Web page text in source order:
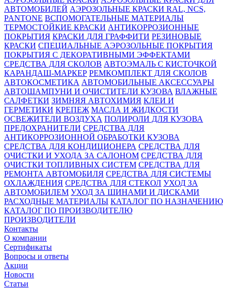
АВТОМОБИЛЕЙ АЭРОЗОЛЬНЫЕ КРАСКИ RAL, NCS,
PANTONE ВСПОМОГАТЕЛЬНЫЕ МАТЕРИАЛЫ
ТЕРМОСТОЙКИЕ КРАСКИ АНТИКОРРОЗИОННЫЕ
ПОКРЫТИЯ КРАСКИ ДЛЯ ГРАФФИТИ РЕЗИНОВЫЕ
КРАСКИ СПЕЦИАЛЬНЫЕ АЭРОЗОЛЬНЫЕ ПОКРЫТИЯ
ПОКРЫТИЯ С ДЕКОРАТИВНЫМИ ЭФФЕКТАМИ
СРЕДСТВА ДЛЯ СКОЛОВ АВТОЭМАЛЬ С КИСТОЧКОЙ
КАРАНДАШ-МАРКЕР РЕМКОМПЛЕКТ ДЛЯ СКОЛОВ
АВТОКОСМЕТИКА АВТОМОБИЛЬНЫЕ АКСЕССУАРЫ
АВТОШАМПУНИ И ОЧИСТИТЕЛИ КУЗОВА ВЛАЖНЫЕ
САЛФЕТКИ ЗИМНЯЯ АВТОХИМИЯ КЛЕИ И
ГЕРМЕТИКИ КРЕПЕЖ МАСЛА И ЖИДКОСТИ
ОСВЕЖИТЕЛИ ВОЗДУХА ПОЛИРОЛИ ДЛЯ КУЗОВА
ПРЕДОХРАНИТЕЛИ СРЕДСТВА ДЛЯ
АНТИКОРРОЗИОННОЙ ОБРАБОТКИ КУЗОВА
СРЕДСТВА ДЛЯ КОНДИЦИОНЕРА СРЕДСТВА ДЛЯ
ОЧИСТКИ И УХОДА ЗА САЛОНОМ СРЕДСТВА ДЛЯ
ОЧИСТКИ ТОПЛИВНЫХ СИСТЕМ СРЕДСТВА ДЛЯ
РЕМОНТА АВТОМОБИЛЯ СРЕДСТВА ДЛЯ СИСТЕМЫ
ОХЛАЖДЕНИЯ СРЕДСТВА ДЛЯ СТЕКОЛ УХОД ЗА
АВТОМОБИЛЕМ УХОД ЗА ШИНАМИ И ДИСКАМИ
РАСХОДНЫЕ МАТЕРИАЛЫ КАТАЛОГ ПО НАЗНАЧЕНИЮ
КАТАЛОГ ПО ПРОИЗВОДИТЕЛЮ
ПРОИЗВОДИТЕЛИ
Контакты
О компании
Сертификаты
Вопросы и ответы
Акции
Новости
Статьи